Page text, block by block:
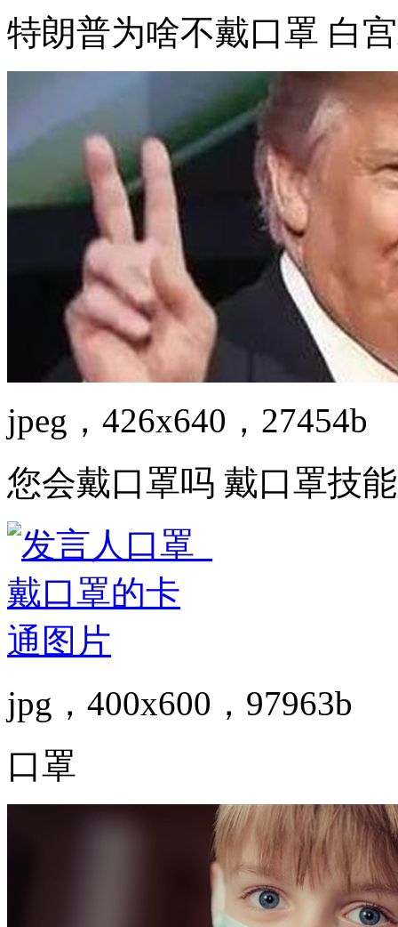
特朗普为啥不戴口罩 白
jpeg，426x640，27454b
您会戴口罩吗 戴口罩技
jpg，400x600，97963b
口罩